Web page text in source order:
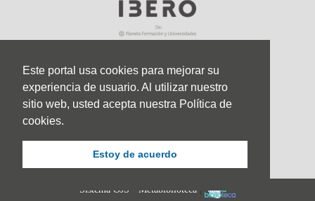
Este portal usa cookies para mejorar su
experiencia de usuario. Al utilizar nuestro
sitio web, usted acepta nuestra Política de
cookies.
Estoy de acuerdo
Sede Principal
Calle 67 #5-27; Bogotá, Colombia.
Sistema OJS - Metabiblioteca |